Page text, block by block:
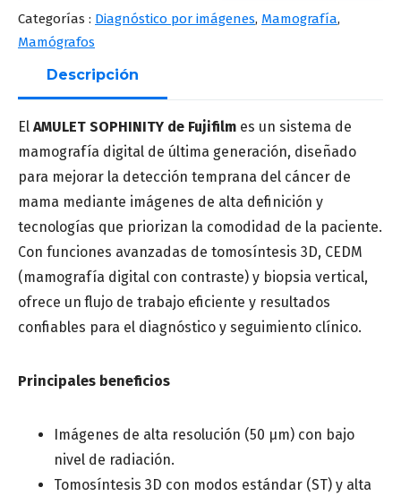
Nombre
Apellido*
Correo*
Número de teléfono *
Especialidad médica*
Categorías : Diagnóstico por imágenes, Mamografía,
Mamógrafos
Descripción
El AMULET SOPHINITY de Fujifilm es un sistema de
mamografía digital de última generación, diseñado
para mejorar la detección temprana del cáncer de
mama mediante imágenes de alta definición y
tecnologías que priorizan la comodidad de la paciente.
Con funciones avanzadas de tomosíntesis 3D, CEDM
(mamografía digital con contraste) y biopsia vertical,
ofrece un flujo de trabajo eficiente y resultados
confiables para el diagnóstico y seguimiento clínico.
Principales beneficios
Imágenes de alta resolución (50 μm) con bajo
nivel de radiación.
Tomosíntesis 3D con modos estándar (ST) y alta